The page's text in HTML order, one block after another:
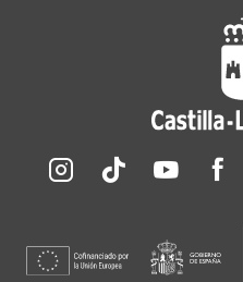
Redes sociales JCCM